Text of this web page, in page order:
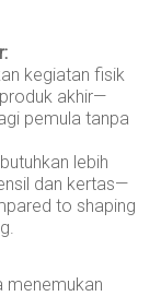
kegiatan fisik
akhir—
pemula tanpa
lebih
dan kertas—
to shaping
menemukan